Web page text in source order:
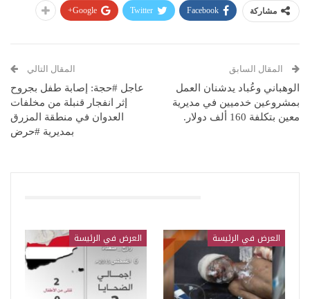
مشاركة Facebook
Twitter
Google+
المقال السابق
الوهباني وعُباد يدشنان العمل
بمشروعين خدميين في مديرية
معين بتكلفة 160 ألف دولار.
المقال التالي
عاجل #حجة: إصابة طفل بجروح
إثر انفجار قنبلة من مخلفات
العدوان في منطقة المزرق
بمديرية #حرض
العرض في الرئيسة العرض في الرئيسة